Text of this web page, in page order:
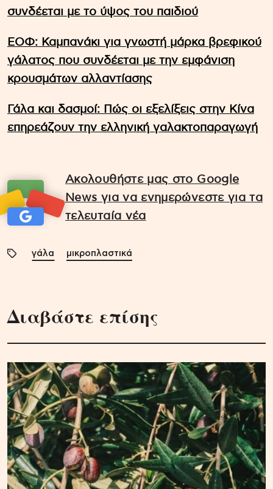
συνδέεται με το ύψος του παιδιού
ΕΟΦ: Καμπανάκι για γνωστή μάρκα βρεφικού
γάλατος που συνδέεται με την εμφάνιση
κρουσμάτων αλλαντίασης
Γάλα και δασμοί: Πώς οι εξελίξεις στην Κίνα
επηρεάζουν την ελληνική γαλακτοπαραγωγή
Ακολουθήστε μας στο Google
News για να ενημερώνεστε για τα
τελευταία νέα
γάλα μικροπλαστικά
Διαβάστε επίσης